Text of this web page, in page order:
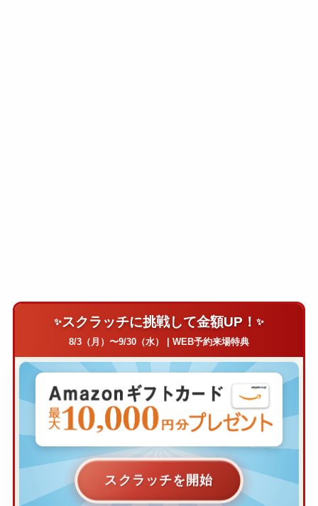
スクラッチに挑戦して金額UP！
8/3（月）〜9/30（水） | WEB予約来場特典
スクラッチを開始